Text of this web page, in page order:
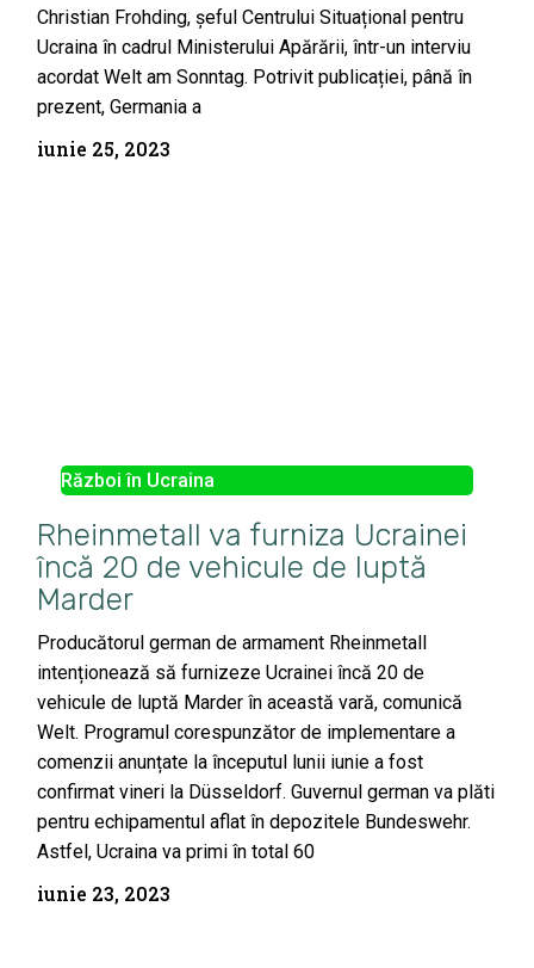
Christian Frohding, șeful Centrului Situațional pentru
Ucraina în cadrul Ministerului Apărării, într-un interviu
acordat Welt am Sonntag. Potrivit publicației, până în
prezent, Germania a
iunie 25, 2023
Război în Ucraina
Rheinmetall va furniza Ucrainei
încă 20 de vehicule de luptă
Marder
Producătorul german de armament Rheinmetall
intenționează să furnizeze Ucrainei încă 20 de
vehicule de luptă Marder în această vară, comunică
Welt. Programul corespunzător de implementare a
comenzii anunțate la începutul lunii iunie a fost
confirmat vineri la Düsseldorf. Guvernul german va plăti
pentru echipamentul aflat în depozitele Bundeswehr.
Astfel, Ucraina va primi în total 60
iunie 23, 2023